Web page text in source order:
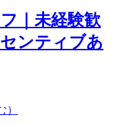
｜未経験歓
ンティブあ